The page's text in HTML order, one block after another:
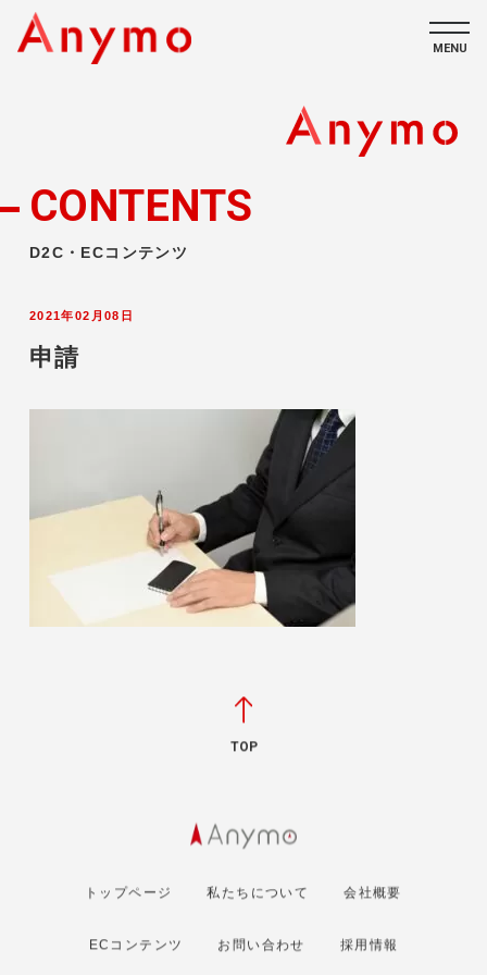
私たちについて
MENU
CONTENTS
D2C・ECコンテンツ
2021年02月08日
申請
TOP
トップページ 私たちについて 会社概要
ECコンテンツ お問い合わせ 採用情報